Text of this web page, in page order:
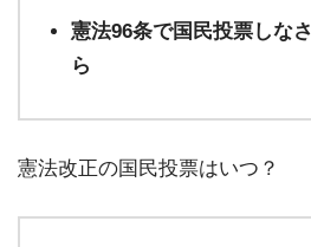
憲法96条で国民投票しな
ら
憲法改正の国民投票はいつ？